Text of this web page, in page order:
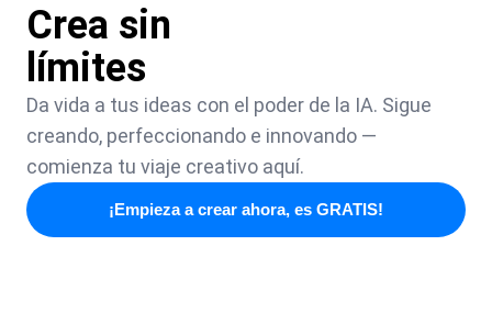
Crea sin
límites
Da vida a tus ideas con el poder de la IA. Sigue
creando, perfeccionando e innovando —
comienza tu viaje creativo aquí.
¡Empieza a crear ahora, es GRATIS!